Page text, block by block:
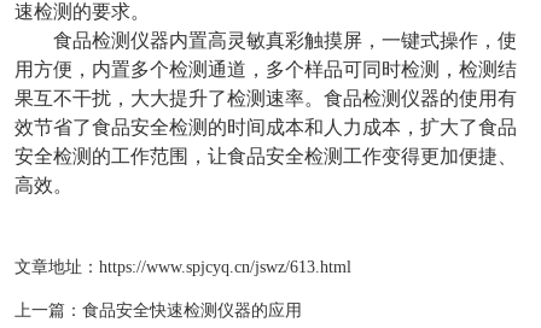
速检测的要求。
食品检测仪器内置高灵敏真彩触摸屏，一键式操作，使
用方便，内置多个检测通道，多个样品可同时检测，检测结
果互不干扰，大大提升了检测速率。食品检测仪器的使用有
效节省了食品安全检测的时间成本和人力成本，扩大了食品
安全检测的工作范围，让食品安全检测工作变得更加便捷、
高效。
文章地址： https://www.spjcyq.cn/jswz/613.html
上一篇： 食品安全快速检测仪器的应用